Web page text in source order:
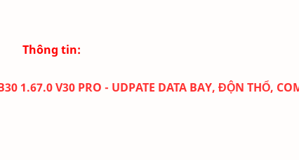
Thông tin:
1.67.0 V30 PRO - UDPATE DATA BAY, ĐỘN THỔ,